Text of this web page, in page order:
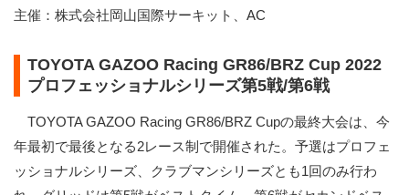
主催：株式会社岡山国際サーキット、AC
TOYOTA GAZOO Racing GR86/BRZ Cup 2022
プロフェッショナルシリーズ第5戦/第6戦
TOYOTA GAZOO Racing GR86/BRZ Cupの最終大会は、今
年最初で最後となる2レース制で開催された。予選はプロフェ
ッショナルシリーズ、クラブマンシリーズとも1回のみ行わ